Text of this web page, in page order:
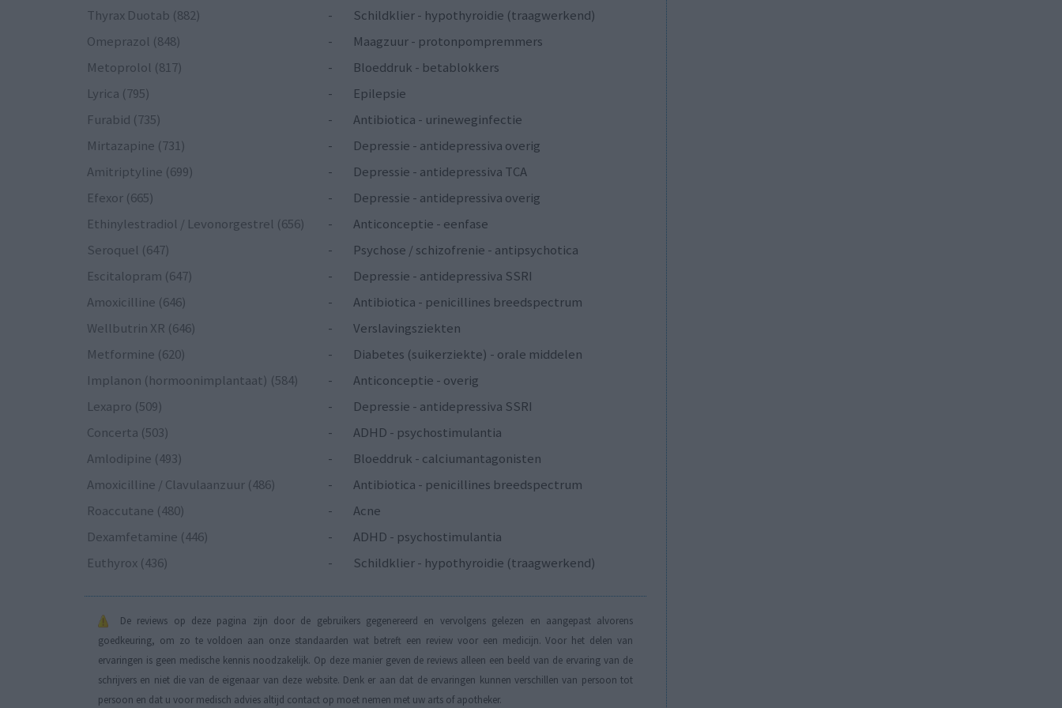
Thyrax Duotab (882)
-
Schildklier - hypothyroidie (traagwerkend)
Omeprazol (848)
-
Maagzuur - protonpompremmers
Metoprolol (817)
-
Bloeddruk - betablokkers
Lyrica (795)
-
Epilepsie
Furabid (735)
-
Antibiotica - urineweginfectie
Mirtazapine (731)
-
Depressie - antidepressiva overig
Amitriptyline (699)
-
Depressie - antidepressiva TCA
Efexor (665)
-
Depressie - antidepressiva overig
Ethinylestradiol / Levonorgestrel (656)
-
Anticonceptie - eenfase
Seroquel (647)
-
Psychose / schizofrenie - antipsychotica
Escitalopram (647)
-
Depressie - antidepressiva SSRI
Amoxicilline (646)
-
Antibiotica - penicillines breedspectrum
Wellbutrin XR (646)
-
Verslavingsziekten
Metformine (620)
-
Diabetes (suikerziekte) - orale middelen
Implanon (hormoonimplantaat) (584)
-
Anticonceptie - overig
Lexapro (509)
-
Depressie - antidepressiva SSRI
Concerta (503)
-
ADHD - psychostimulantia
Amlodipine (493)
-
Bloeddruk - calciumantagonisten
Amoxicilline / Clavulaanzuur (486)
-
Antibiotica - penicillines breedspectrum
Roaccutane (480)
-
Acne
Dexamfetamine (446)
-
ADHD - psychostimulantia
Euthyrox (436)
- Schildklier - hypothyroidie (traagwerkend)
De reviews op deze pagina zijn door de gebruikers gegenereerd en vervolgens gelezen en aangepast alvorens
goedkeuring, om zo te voldoen aan onze standaarden wat betreft een review voor een medicijn. Voor het delen van
ervaringen is geen medische kennis noodzakelijk. Op deze manier geven de reviews alleen een beeld van de ervaring van de
schrijvers en niet die van de eigenaar van deze website. Denk er aan dat de ervaringen kunnen verschillen van persoon tot
persoon en dat u voor medisch advies altijd contact op moet nemen met uw arts of apotheker.